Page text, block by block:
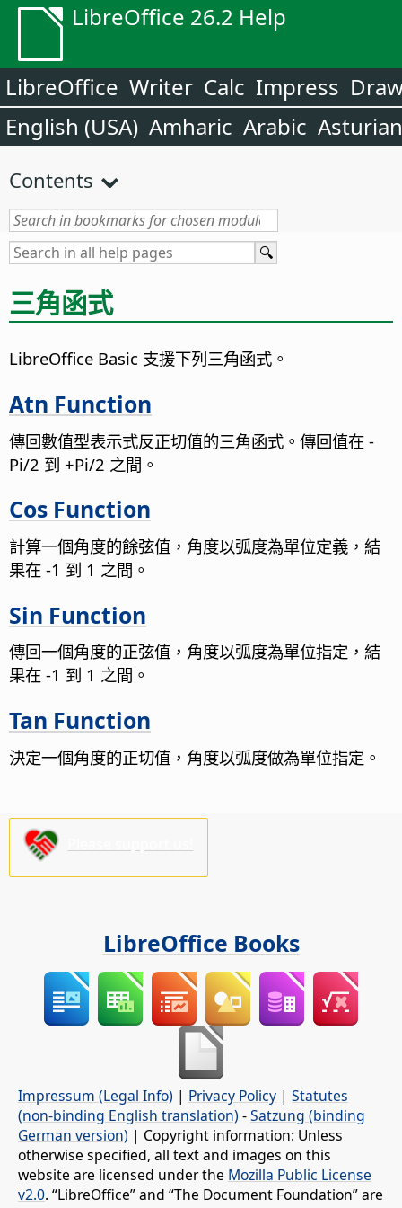
LibreOffice 26.2 Help
LibreOffice Writer Calc Impress
English (USA) Amharic Arabic Asturian
Contents
三角函式
LibreOffice Basic 支援下列三角函式。
Atn Function
傳回數值型表示式反正切值的三角函式。傳回值在 -
Pi/2 到 +Pi/2 之間。
Cos Function
計算一個角度的餘弦值，角度以弧度為單位定義，結
果在 -1 到 1 之間。
Sin Function
傳回一個角度的正弦值，角度以弧度為單位指定，結
果在 -1 到 1 之間。
Tan Function
決定一個角度的正切值，角度以弧度做為單位指定。
LibreOffice Books
Impressum (Legal Info) | Privacy Policy | Statutes
(non-binding English translation) -Satzung (binding
German version) | Copyright information: Unless
otherwise specified, all text and images on this
website are licensed under the Mozilla Public License
v2.0. “LibreOffice” and “The Document Foundation” are